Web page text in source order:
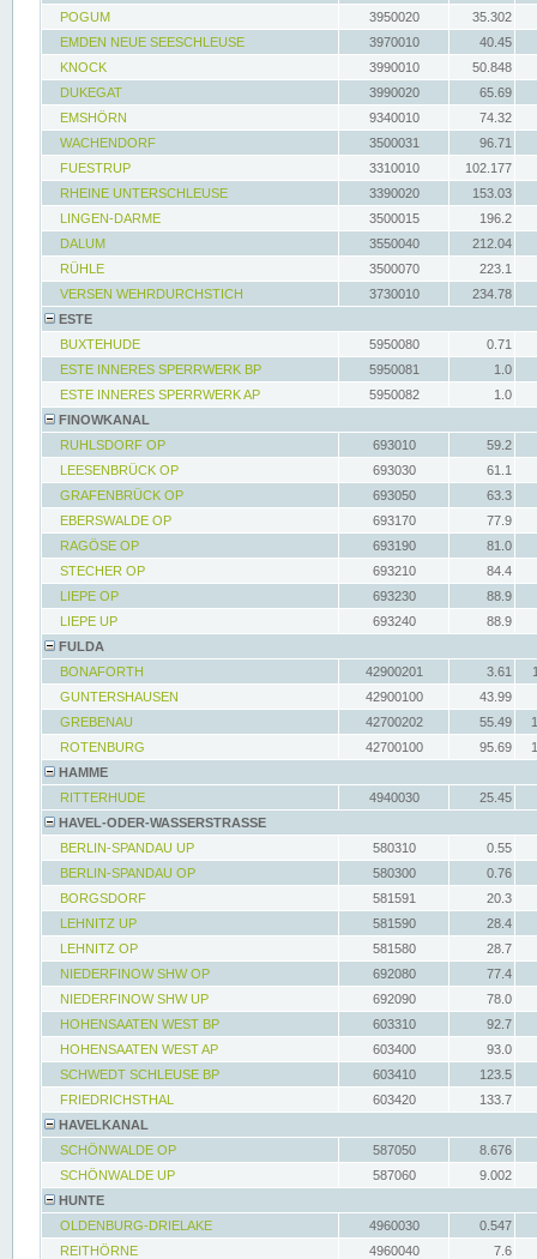
POGUM
3950020
35.302
EMDEN NEUE SEESCHLEUSE
3970010
40.45
KNOCK
3990010
50.848
DUKEGAT
3990020
65.69
EMSHÖRN
9340010
74.32
WACHENDORF
3500031
96.71
FUESTRUP
3310010
102.177
RHEINE UNTERSCHLEUSE
3390020
153.03
LINGEN-DARME
3500015
196.2
DALUM
3550040
212.04
RÜHLE
3500070
223.1
VERSEN WEHRDURCHSTICH
3730010
234.78
ESTE
BUXTEHUDE
5950080
0.71
ESTE INNERES SPERRWERK BP
5950081
1.0
ESTE INNERES SPERRWERK AP
5950082
1.0
FINOWKANAL
RUHLSDORF OP
693010
59.2
LEESENBRÜCK OP
693030
61.1
GRAFENBRÜCK OP
693050
63.3
EBERSWALDE OP
693170
77.9
RAGÖSE OP
693190
81.0
STECHER OP
693210
84.4
LIEPE OP
693230
88.9
LIEPE UP
693240
88.9
FULDA
BONAFORTH
42900201 3.61
GUNTERSHAUSEN
42900100
43.99
GREBENAU
42700202 55.49
ROTENBURG
42700100 95.69
HAMME
RITTERHUDE
4940030
25.45
HAVEL-ODER-WASSERSTRASSE
BERLIN-SPANDAU UP
580310
0.55
BERLIN-SPANDAU OP
580300
0.76
BORGSDORF
581591
20.3
LEHNITZ UP
581590
28.4
LEHNITZ OP
581580
28.7
NIEDERFINOW SHW OP
692080
77.4
NIEDERFINOW SHW UP
692090
78.0
HOHENSAATEN WEST BP
603310
92.7
HOHENSAATEN WEST AP
603400
93.0
SCHWEDT SCHLEUSE BP
603410
123.5
FRIEDRICHSTHAL
603420
133.7
HAVELKANAL
SCHÖNWALDE OP
587050
8.676
SCHÖNWALDE UP
587060
9.002
HUNTE
OLDENBURG-DRIELAKE
4960030
0.547
REITHÖRNE
4960040
7.6